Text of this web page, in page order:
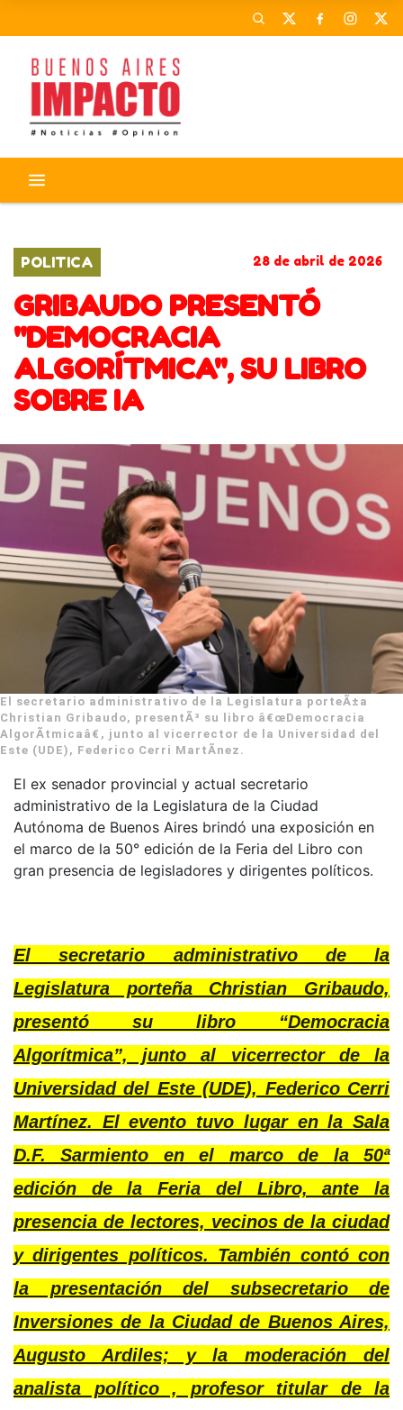
POLITICA 28 de abril de 2026
GRIBAUDO PRESENTÓ
"DEMOCRACIA
ALGORÍTMICA", SU LIBRO
SOBRE IA
El secretario administrativo de la Legislatura porteÃ±a
Christian Gribaudo, presentÃ³ su libro â€œDemocracia
AlgorÃ­tmicaâ€, junto al vicerrector de la Universidad del
Este (UDE), Federico Cerri MartÃ­nez.
El ex senador provincial y actual secretario
administrativo de la Legislatura de la Ciudad
Autónoma de Buenos Aires brindó una exposición en
el marco de la 50° edición de la Feria del Libro con
gran presencia de legisladores y dirigentes políticos.
El secretario administrativo de la
Legislatura porteña Christian Gribaudo,
presentó su libro “Democracia
Algorítmica”, junto al vicerrector de la
Universidad del Este (UDE), Federico Cerri
Martínez. El evento tuvo lugar en la Sala
D.F. Sarmiento en el marco de la 50ª
edición de la Feria del Libro, ante la
presencia de lectores, vecinos de la ciudad
y dirigentes políticos. También contó con
la presentación del subsecretario de
Inversiones de la Ciudad de Buenos Aires,
Augusto Ardiles; y la moderación del
analista político , profesor titular de la